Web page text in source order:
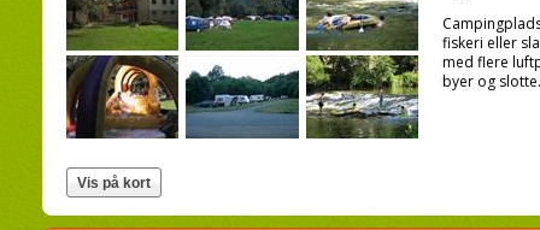
fiskeri eller
med flere
byer og